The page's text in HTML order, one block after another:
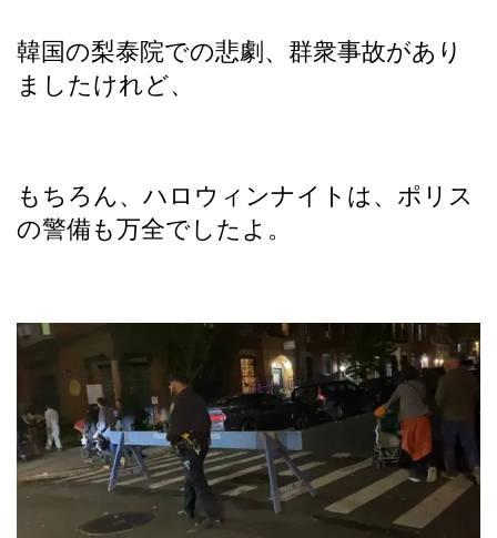
韓国の梨泰院での悲劇、群衆事故があり
ましたけれど、
もちろん、ハロウィンナイトは、ポリス
の警備も万全でしたよ。